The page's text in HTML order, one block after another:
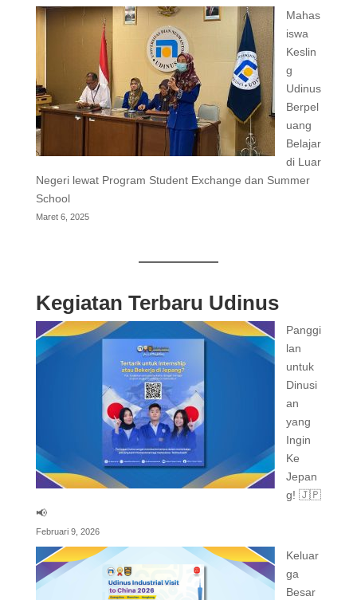
Mahas
iswa
Keslin
g
Udinus
Berpel
uang
Belajar
di Luar
Negeri lewat Program Student Exchange dan Summer
School
Maret 6, 2025
Kegiatan Terbaru Udinus
Panggi
lan
untuk
Dinusi
an
yang
Ingin
Ke
Jepan
g! 🇯🇵
📢
Februari 9, 2026
Keluar
ga
Besar